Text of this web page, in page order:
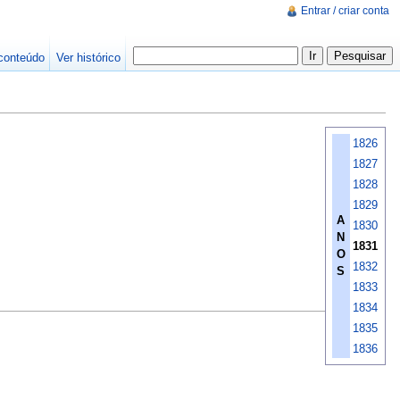
A
N
O
S
1826
1827
1828
1829
1830
1831
1832
1833
1834
1835
1836
Entrar / criar conta
Ver histórico